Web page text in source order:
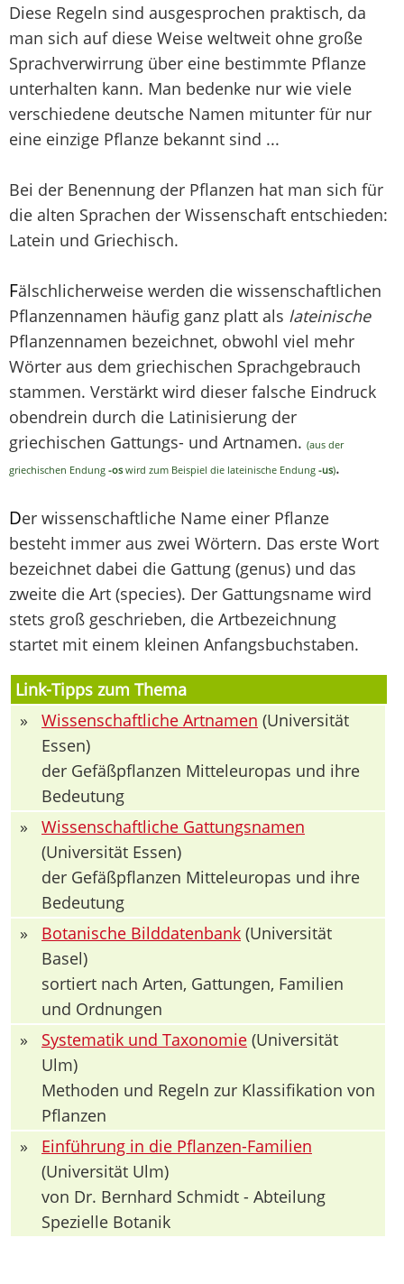
Diese Regeln sind ausgesprochen praktisch, da
man sich auf diese Weise weltweit ohne große
Sprachverwirrung über eine bestimmte Pflanze
unterhalten kann. Man bedenke nur wie viele
verschiedene deutsche Namen mitunter für nur
eine einzige Pflanze bekannt sind ...
Bei der Benennung der Pflanzen hat man sich für
die alten Sprachen der Wissenschaft entschieden:
Latein und Griechisch.
Fälschlicherweise werden die wissenschaftlichen
Pflanzennamen häufig ganz platt als lateinische
Pflanzennamen bezeichnet, obwohl viel mehr
Wörter aus dem griechischen Sprachgebrauch
stammen. Verstärkt wird dieser falsche Eindruck
obendrein durch die Latinisierung der
griechischen Gattungs- und Artnamen. (aus der
griechischen Endung -os wird zum Beispiel die lateinische Endung -us).
Der wissenschaftliche Name einer Pflanze
besteht immer aus zwei Wörtern. Das erste Wort
bezeichnet dabei die Gattung (genus) und das
zweite die Art (species). Der Gattungsname wird
stets groß geschrieben, die Artbezeichnung
startet mit einem kleinen Anfangsbuchstaben.
Link-Tipps zum Thema
»
Wissenschaftliche Artnamen (Universität
Essen)
der Gefäßpflanzen Mitteleuropas und ihre
Bedeutung
»
Wissenschaftliche Gattungsnamen
(Universität Essen)
der Gefäßpflanzen Mitteleuropas und ihre
Bedeutung
»
Botanische Bilddatenbank (Universität
Basel)
sortiert nach Arten, Gattungen, Familien
und Ordnungen
»
Systematik und Taxonomie (Universität
Ulm)
Methoden und Regeln zur Klassifikation von
Pflanzen
»
Einführung in die Pflanzen-Familien
(Universität Ulm)
von Dr. Bernhard Schmidt - Abteilung
Spezielle Botanik